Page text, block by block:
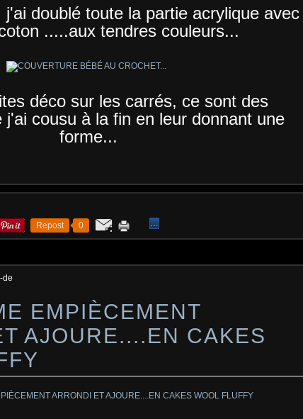
j'ai doublé toute la partie acrylique avec
.....aux tendres couleurs...
déco sur les carrés, ce sont des
j'ai cousu à la fin en leur donnant une
forme...
Repost 0 …
de
EMPIÈCEMENT
AJOURE....EN CAKES